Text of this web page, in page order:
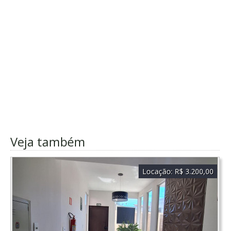
Veja também
Locação: R$ 3.200,00